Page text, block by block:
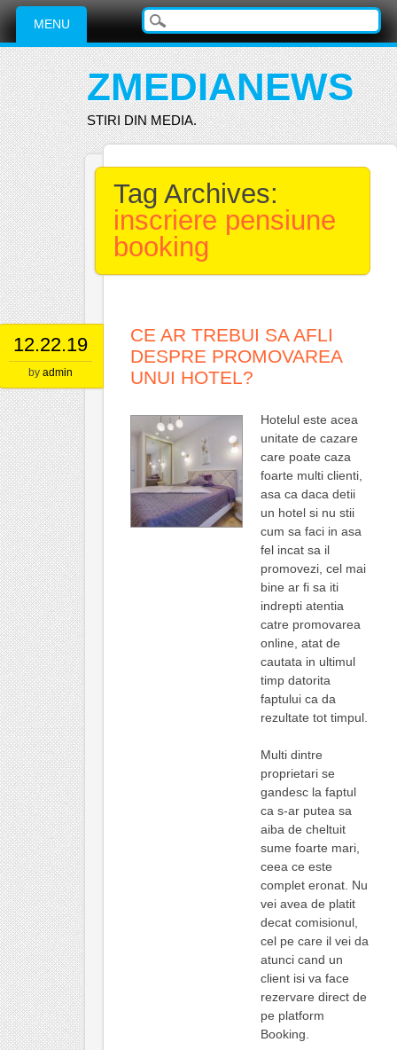
Main menu
Skip
content
MENU
ZMEDIANEWS
STIRI DIN MEDIA.
Tag Archives:
inscriere pensiune
booking
12.22.19
by admin
CE AR TREBUI SA AFLI
DESPRE PROMOVAREA
UNUI HOTEL?
Hotelul este acea
unitate de cazare
care poate caza
foarte multi clienti,
asa ca daca detii
un hotel si nu stii
cum sa faci in asa
fel incat sa il
promovezi, cel mai
bine ar fi sa iti
indrepti atentia
catre promovarea
online, atat de
cautata in ultimul
timp datorita
faptului ca da
rezultate tot timpul.
Multi dintre
proprietari se
gandesc la faptul
ca s-ar putea sa
aiba de cheltuit
sume foarte mari,
ceea ce este
complet eronat. Nu
vei avea de platit
decat comisionul,
cel pe care il vei da
atunci cand un
client isi va face
rezervare direct de
pe platform
Booking.